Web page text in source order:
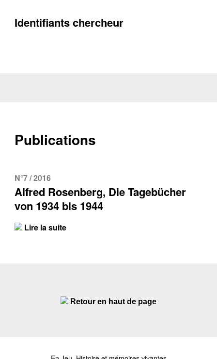
Identifiants chercheur
Publications
N°7 / 2016
Alfred Rosenberg, Die Tagebücher
von 1934 bis 1944
Lire la suite
Retour en haut de page